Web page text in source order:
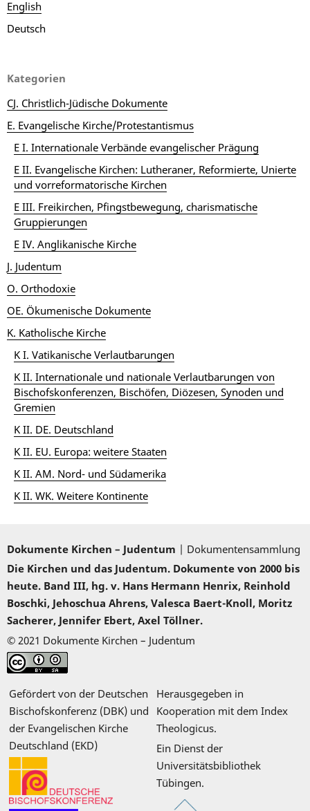
English
Deutsch
Kategorien
CJ. Christlich-Jüdische Dokumente
E. Evangelische Kirche/Protestantismus
E I. Internationale Verbände evangelischer Prägung
E II. Evangelische Kirchen: Lutheraner, Reformierte, Unierte
und vorreformatorische Kirchen
E III. Freikirchen, Pfingstbewegung, charismatische
Gruppierungen
E IV. Anglikanische Kirche
J. Judentum
O. Orthodoxie
OE. Ökumenische Dokumente
K. Katholische Kirche
K I. Vatikanische Verlautbarungen
K II. Internationale und nationale Verlautbarungen von
Bischofskonferenzen, Bischöfen, Diözesen, Synoden und
Gremien
K II. DE. Deutschland
K II. EU. Europa: weitere Staaten
K II. AM. Nord- und Südamerika
K II. WK. Weitere Kontinente
Dokumente Kirchen – Judentum | Dokumentensammlung
Die Kirchen und das Judentum. Dokumente von 2000 bis
heute. Band III, hg. v. Hans Hermann Henrix, Reinhold
Boschki, Jehoschua Ahrens, Valesca Baert-Knoll, Moritz
Sacherer, Jennifer Ebert, Axel Töllner.
© 2021 Dokumente Kirchen – Judentum
Gefördert von der Deutschen
Bischofskonferenz (DBK) und
der Evangelischen Kirche
Deutschland (EKD)
Herausgegeben in
Kooperation mit dem Index
Theologicus.
Ein Dienst der
Universitätsbibliothek
Tübingen.